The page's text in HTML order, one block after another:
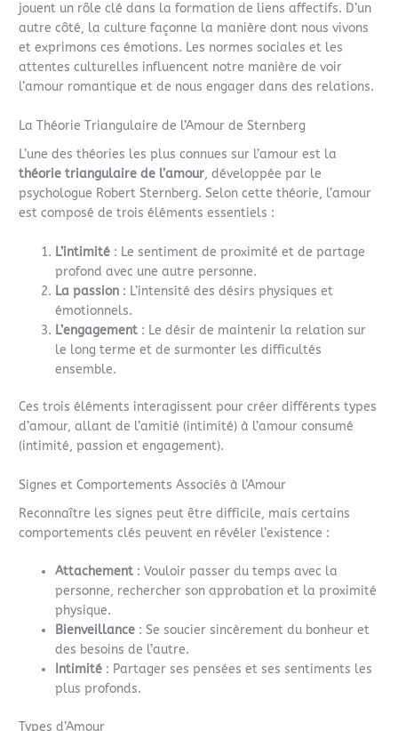
jouent un rôle clé dans la formation de liens affectifs. D’un
autre côté, la culture façonne la manière dont nous vivons
et exprimons ces émotions. Les normes sociales et les
attentes culturelles influencent notre manière de voir
l’amour romantique et de nous engager dans des relations.
La Théorie Triangulaire de l’Amour de Sternberg
L’une des théories les plus connues sur l’amour est la
théorie triangulaire de l’amour, développée par le
psychologue Robert Sternberg. Selon cette théorie, l’amour
est composé de trois éléments essentiels :
L’intimité : Le sentiment de proximité et de partage
profond avec une autre personne.
La passion : L’intensité des désirs physiques et
émotionnels.
L’engagement : Le désir de maintenir la relation sur
le long terme et de surmonter les difficultés
ensemble.
Ces trois éléments interagissent pour créer différents types
d’amour, allant de l’amitié (intimité) à l’amour consumé
(intimité, passion et engagement).
Signes et Comportements Associés à l’Amour
Reconnaître les signes peut être difficile, mais certains
comportements clés peuvent en révéler l’existence :
Attachement : Vouloir passer du temps avec la
personne, rechercher son approbation et la proximité
physique.
Bienveillance : Se soucier sincèrement du bonheur et
des besoins de l’autre.
Intimité : Partager ses pensées et ses sentiments les
plus profonds.
Types d’Amour